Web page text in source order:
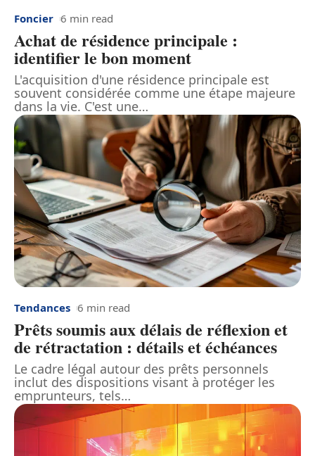
Foncier 6 min read
Achat de résidence principale :
identifier le bon moment
L'acquisition d'une résidence principale est
souvent considérée comme une étape majeure
dans la vie. C'est une…
Tendances 6 min read
Prêts soumis aux délais de réflexion et
de rétractation : détails et échéances
Le cadre légal autour des prêts personnels
inclut des dispositions visant à protéger les
emprunteurs, tels…